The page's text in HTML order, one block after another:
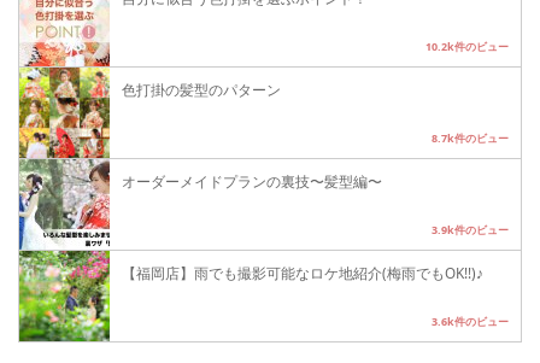
10.2k件のビュー
色打掛の髪型のパターン
8.7k件のビュー
オーダーメイドプランの裏技〜髪型編〜
3.9k件のビュー
【福岡店】雨でも撮影可能なロケ地紹介(梅雨でもOK!!)♪
3.6k件のビュー